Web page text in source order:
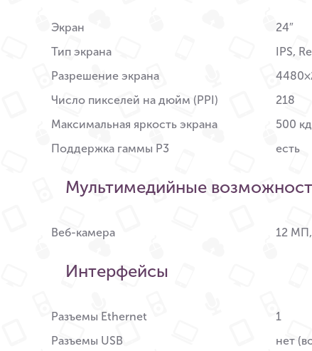
Экран
24″
Тип экрана
IPS,
Разрешение экрана
Число пикселей на дюйм (PPI)
218
Максимальная яркость экрана
500
Поддержка гаммы P3
есть
Мультимедийные
Веб-камера 12
Интерфейсы
Разъемы Ethernet
1
Разъемы USB
нет